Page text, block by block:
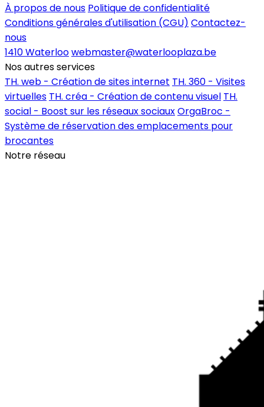
À propos de nous Politique de confidentialité
Conditions générales d'utilisation (CGU) Contactez-
nous
1410 Waterloowebmaster@waterlooplaza.be
Nos autres services
TH. web - Création de sites internet TH. 360 - Visites
virtuelles TH. créa - Création de contenu visuel TH.
social - Boost sur les réseaux sociauxOrgaBroc -
Système de réservation des emplacements pour
brocantes
Notre réseau